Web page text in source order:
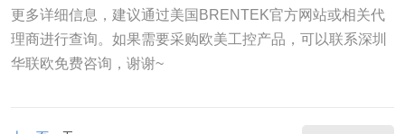
更多详细信息，建议通过美国BRENTEK​官方网站或相关代
理商进行查询。如果需要采购欧美工控产品，可以联系深圳
华联欧免费咨询，谢谢~